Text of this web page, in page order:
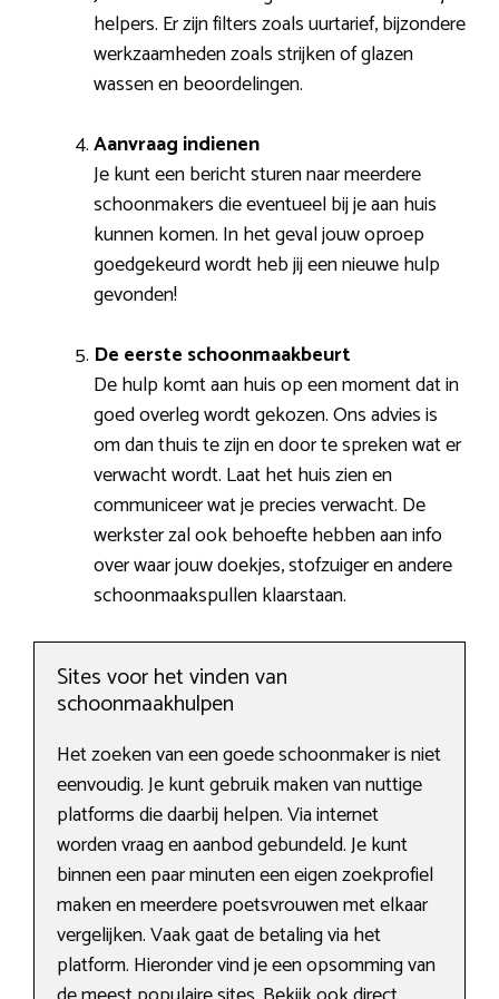
helpers. Er zijn filters zoals uurtarief, bijzondere
werkzaamheden zoals strijken of glazen
wassen en beoordelingen.
Aanvraag indienen
Je kunt een bericht sturen naar meerdere
schoonmakers die eventueel bij je aan huis
kunnen komen. In het geval jouw oproep
goedgekeurd wordt heb jij een nieuwe hulp
gevonden!
De eerste schoonmaakbeurt
De hulp komt aan huis op een moment dat in
goed overleg wordt gekozen. Ons advies is
om dan thuis te zijn en door te spreken wat er
verwacht wordt. Laat het huis zien en
communiceer wat je precies verwacht. De
werkster zal ook behoefte hebben aan info
over waar jouw doekjes, stofzuiger en andere
schoonmaakspullen klaarstaan.
Sites voor het vinden van
schoonmaakhulpen
Het zoeken van een goede schoonmaker is niet
eenvoudig. Je kunt gebruik maken van nuttige
platforms die daarbij helpen. Via internet
worden vraag en aanbod gebundeld. Je kunt
binnen een paar minuten een eigen zoekprofiel
maken en meerdere poetsvrouwen met elkaar
vergelijken. Vaak gaat de betaling via het
platform. Hieronder vind je een opsomming van